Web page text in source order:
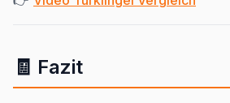
🧾 Fazit